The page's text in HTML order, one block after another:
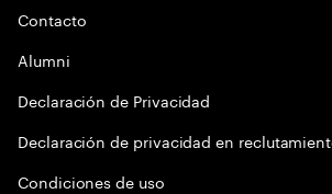
Contacto
Alumni
Declaración de Privacidad
Declaración de privacidad en
Condiciones de uso